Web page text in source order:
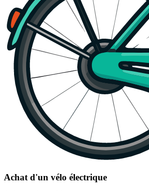
Achat d'un vélo électrique